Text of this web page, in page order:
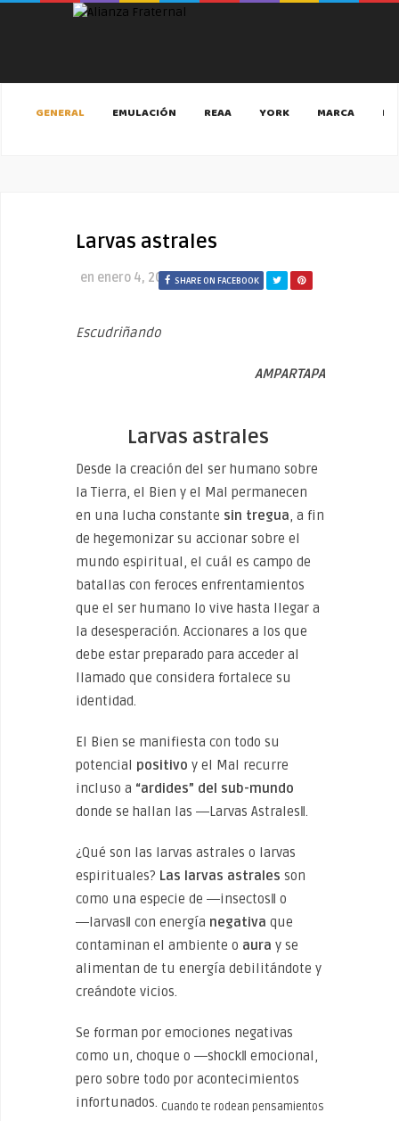
GENERAL EMULACIÓN REAA YORK MARCA
Larvas astrales
en enero 4, 2020SHARE ON FACEBOOK
Escudriñando
AMPARTAPA
Larvas astrales
Desde la creación del ser humano sobre
la Tierra, el Bien y el Mal permanecen
en una lucha constante sin tregua, a fin
de hegemonizar su accionar sobre el
mundo espiritual, el cuál es campo de
batallas con feroces enfrentamientos
que el ser humano lo vive hasta llegar a
la desesperación. Accionares a los que
debe estar preparado para acceder al
llamado que considera fortalece su
identidad.
El Bien se manifiesta con todo su
potencial positivo y el Mal recurre
incluso a “ardides” del sub-mundo
donde se hallan las ―Larvas Astrales‖.
¿Qué son las larvas astrales o larvas
espirituales? Las larvas astrales son
como una especie de ―insectos‖ o
―larvas‖ con energía negativa que
contaminan el ambiente o aura y se
alimentan de tu energía debilitándote y
creándote vicios.
Se forman por emociones negativas
como un, choque o ―shock‖ emocional,
pero sobre todo por acontecimientos
infortunados. Cuando te rodean pensamientos